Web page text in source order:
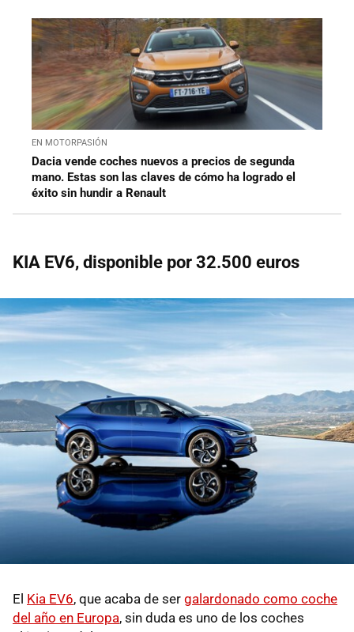
EN MOTORPASIÓN
Dacia vende coches nuevos a precios de segunda
mano. Estas son las claves de cómo ha logrado el
éxito sin hundir a Renault
KIA EV6, disponible por 32.500 euros
El Kia EV6, que acaba de ser galardonado como coche
del año en Europa, sin duda es uno de los coches